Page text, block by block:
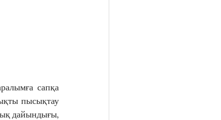
пысықтау
дайындығы,